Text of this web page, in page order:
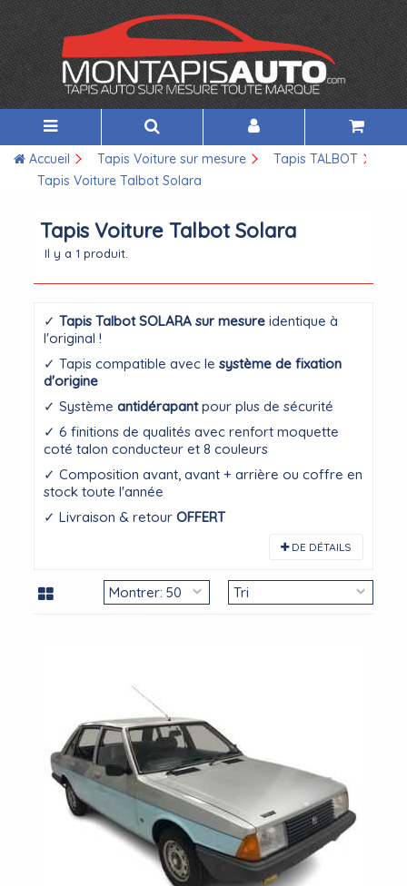
Accueil Tapis Voiture sur mesure
Tapis TALBOT
Tapis Voiture Talbot Solara
Tapis Voiture Talbot Solara
Il y a 1 produit.
✓Tapis Talbot SOLARA sur mesure identique à
l'original !
✓ Tapis compatible avec lesystème de fixation
d'origine
✓ Systèmeantidérapantpour plus de sécurité
✓ 6 finitions de qualités avec renfort moquette
coté talon conducteur et 8 couleurs
✓ Composition avant, avant + arrière ou coffre en
stock toute l'année
✓ Livraison & retourOFFERT
DE DÉTAILS